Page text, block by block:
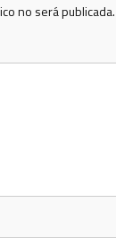
no será publicada.